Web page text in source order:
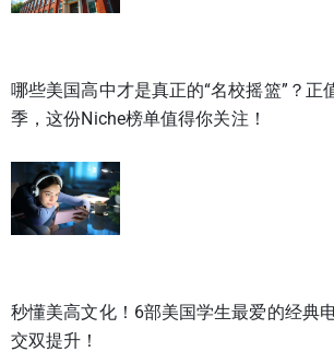
哪些美国高中才是真正的“名校摇篮”？正
季，这份Niche榜单值得你关注！
秒懂美高文化！6部美国学生最爱的经典
交双提升！